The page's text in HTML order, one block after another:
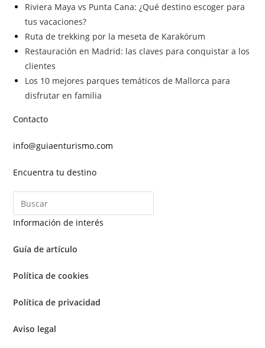
Riviera Maya vs Punta Cana: ¿Qué destino escoger para
tus vacaciones?
Ruta de trekking por la meseta de Karakórum
Restauración en Madrid: las claves para conquistar a los
clientes
Los 10 mejores parques temáticos de Mallorca para
disfrutar en familia
Contacto
info@guiaenturismo.com
Encuentra tu destino
Información de interés
Guía de artículo
Política de cookies
Política de privacidad
Aviso legal